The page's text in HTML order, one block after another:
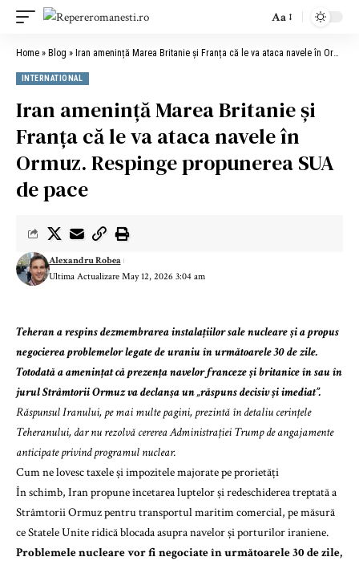
Aa
Home » Blog » Iran amenință Marea Britanie și Franța că le va ataca navele în Ormuz. Respinge propunerea SUA de pace
INTERNATIONAL
Iran amenință Marea Britanie și
Franța că le va ataca navele în
Ormuz. Respinge propunerea SUA
de pace
Ultima Actualizare May 12, 2026 3:04 am
Alexandru Robea
Teheran a respins dezmembrarea instalațiilor sale nucleare și a propus
negocierea problemelor legate de uraniu în următoarele 30 de zile.
Totodată a amenințat că prezența navelor franceze și britanice în sau în
jurul Strâmtorii Ormuz va declanșa un „răspuns decisiv și imediat”.
Răspunsul Iranului, pe mai multe pagini, prezintă în detaliu cerințele
Teheranului, dar nu rezolvă cererea Administrației Trump de angajamente
anticipate privind programul nuclear.
Cum ne lovesc taxele și impozitele majorate pe prorietăți
În schimb, Iran propune încetarea luptelor și redeschiderea treptată a
Strâmtorii Ormuz pentru transportul maritim comercial, pe măsură
ce Statele Unite ridică blocada asupra navelor și porturilor iraniene.
Problemele nucleare vor fi negociate în următoarele 30 de zile,